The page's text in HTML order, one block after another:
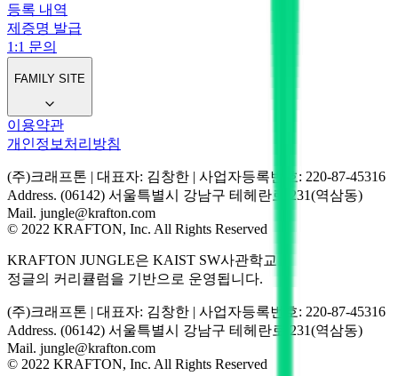
등록 내역
제증명 발급
1:1 문의
FAMILY SITE
이용약관
개인정보처리방침
(주)크래프톤 | 대표자: 김창한 | 사업자등록번호: 220-87-45316
Address. (06142) 서울특별시 강남구 테헤란로 231(역삼동)
Mail. jungle@krafton.com
© 2022 KRAFTON, Inc. All Rights Reserved
KRAFTON JUNGLE은 KAIST SW사관학교
정글의 커리큘럼을 기반으로 운영됩니다.
(주)크래프톤 | 대표자: 김창한 | 사업자등록번호: 220-87-45316
Address. (06142) 서울특별시 강남구 테헤란로 231(역삼동)
Mail. jungle@krafton.com
© 2022 KRAFTON, Inc. All Rights Reserved